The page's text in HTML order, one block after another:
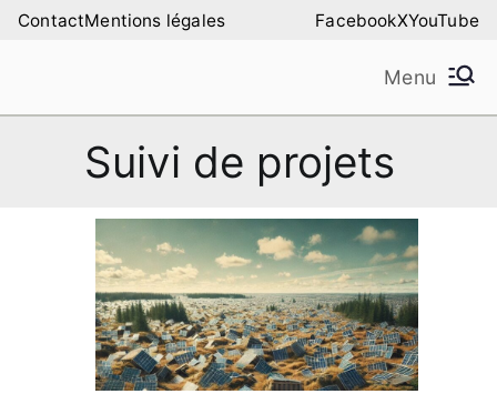
AllerContactMentions légales FacebookXYouTube
Amilure – Les Amis
de la Montagne de
Lure
Menu
Suivi de projets